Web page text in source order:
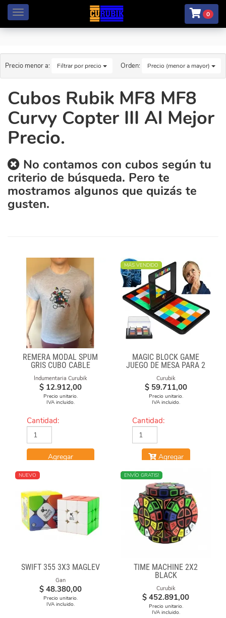
Menú 0
Precio menor a: Filtrar por precio Orden: Precio (menor a mayor)
Cubos Rubik MF8 MF8
Curvy Copter III Al Mejor
Precio.
No contamos con cubos según tu
criterio de búsqueda. Pero te
mostramos algunos que quizás te
gusten.
REMERA MODAL SPUM
GRIS CUBO CABLE
Indumentaria Curubik
$ 12.912,00
Precio unitario.
IVA incluido.
Cantidad:
Agregar
MÁS VENDIDO
MAGIC BLOCK GAME
JUEGO DE MESA PARA 2
Curubik
$ 59.711,00
Precio unitario.
IVA incluido.
Cantidad:
Agregar
NUEVO
SWIFT 355 3X3 MAGLEV
Gan
$ 48.380,00
Precio unitario.
IVA incluido.
NUEVO
ENVÍO GRATIS!
TIME MACHINE 2X2
BLACK
Curubik
$ 452.891,00
Precio unitario.
IVA incluido.